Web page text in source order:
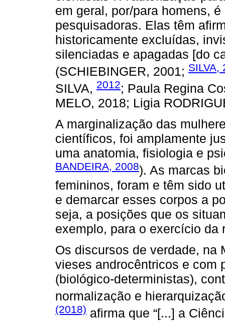
em geral, por/para homens,
pesquisadoras. Elas têm
historicamente excluídas,
silenciadas e apagadas [do
(SCHIEBINGER, 2001; SILVA,
SILVA, 2012; Paula Regina
MELO, 2018; Ligia
A marginalização das
científicos, foi amplamente
uma anatomia, fisiologia e
BANDEIRA, 2008). As marcas
femininos, foram e têm sido
e demarcar esses corpos a
seja, a posições que os
exemplo, para o exercício da
Os discursos de verdade, na
vieses androcêntricos e com
(biológico-deterministas),
normalização e
(2018) afirma que “[...] a